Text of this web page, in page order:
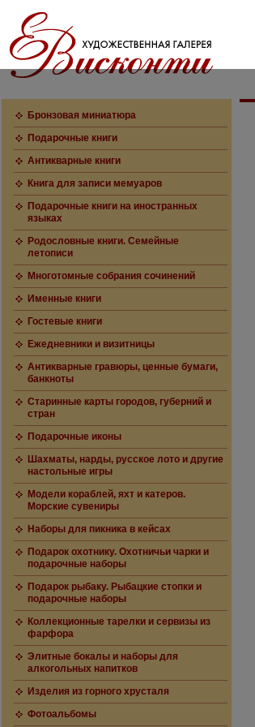
Бронзовая миниатюра
Подарочные книги
Антикварные книги
Книга для записи мемуаров
Подарочные книги на иностранных
языках
Родословные книги. Семейные
летописи
Многотомные собрания сочинений
Именные книги
Гостевые книги
Ежедневники и визитницы
Антикварные гравюры, ценные бумаги,
банкноты
Старинные карты городов, губерний и
стран
Подарочные иконы
Шахматы, нарды, русское лото и другие
настольные игры
Модели кораблей, яхт и катеров.
Морские сувениры
Наборы для пикника в кейсах
Подарок охотнику. Охотничьи чарки и
подарочные наборы
Подарок рыбаку. Рыбацкие стопки и
подарочные наборы
Коллекционные тарелки и сервизы из
фарфора
Элитные бокалы и наборы для
алкогольных напитков
Изделия из горного хрусталя
Фотоальбомы